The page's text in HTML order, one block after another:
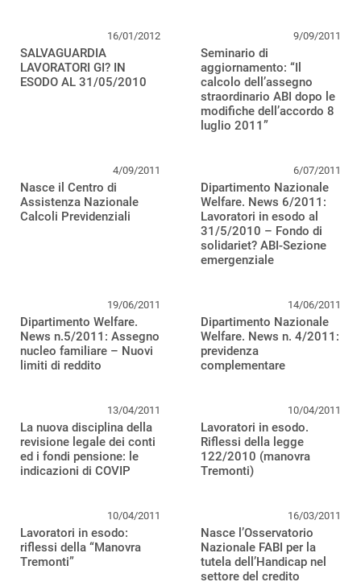
16/01/2012
SALVAGUARDIA
LAVORATORI GI? IN
ESODO AL 31/05/2010
9/09/2011
Seminario di
aggiornamento: “Il
calcolo dell’assegno
straordinario ABI dopo le
modifiche dell’accordo 8
luglio 2011”
4/09/2011
Nasce il Centro di
Assistenza Nazionale
Calcoli Previdenziali
6/07/2011
Dipartimento Nazionale
Welfare. News 6/2011:
Lavoratori in esodo al
31/5/2010 – Fondo di
solidariet? ABI-Sezione
emergenziale
19/06/2011
Dipartimento Welfare.
News n.5/2011: Assegno
nucleo familiare – Nuovi
limiti di reddito
14/06/2011
Dipartimento Nazionale
Welfare. News n. 4/2011:
previdenza
complementare
13/04/2011
La nuova disciplina della
revisione legale dei conti
ed i fondi pensione: le
indicazioni di COVIP
10/04/2011
Lavoratori in esodo.
Riflessi della legge
122/2010 (manovra
Tremonti)
10/04/2011
Lavoratori in esodo:
riflessi della “Manovra
Tremonti”
16/03/2011
Nasce l’Osservatorio
Nazionale FABI per la
tutela dell’Handicap nel
settore del credito